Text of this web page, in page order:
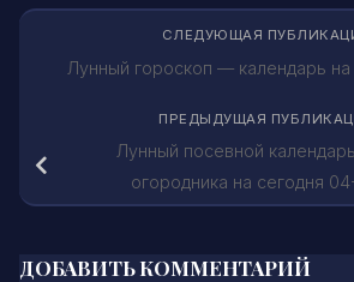
СЛЕДУЮЩАЯ
Лунный гороскоп — календарь
ПРЕДЫДУЩАЯ
Лунный посевной
огородника на сегодня
ДОБАВИТЬ КОММЕНТАРИЙ